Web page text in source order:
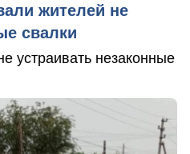
жителей не
свалки
устраивать незаконные